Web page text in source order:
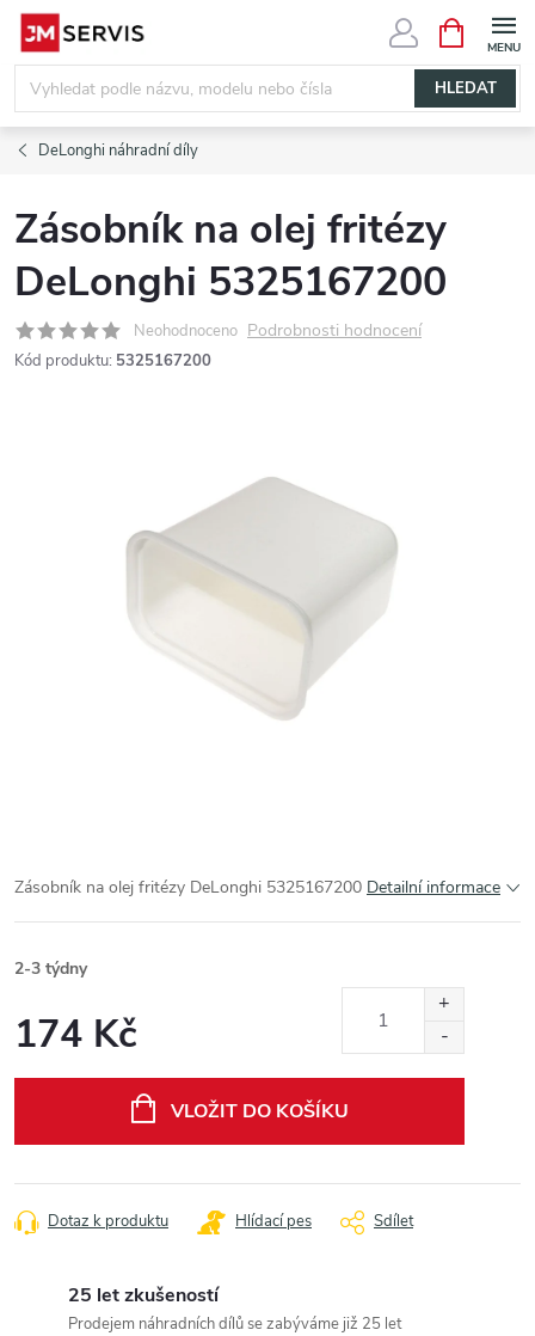
Přejít
obsah
HLEDAT
NÁKUPNÍ
KOŠÍK
DeLonghi náhradní díly
Zásobník na olej fritézy
DeLonghi 5325167200
Neohodnoceno Podrobnosti hodnocení
Kód produktu: 5325167200
Zásobník na olej fritézy DeLonghi 5325167200 Detailní informace
2-3 týdny
174 Kč
VLOŽIT DO KOŠÍKU
Dotaz k produktu Hlídací pes Sdílet
25 let zkušeností
Prodejem náhradních dílů se zabýváme již 25 let